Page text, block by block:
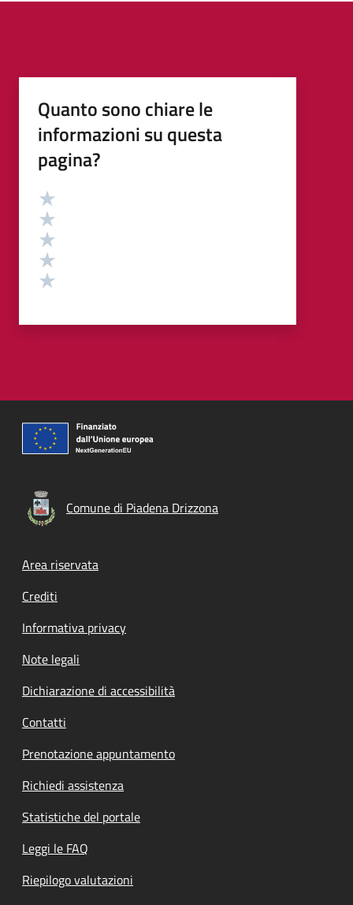
Quanto sono chiare le
informazioni su questa
pagina?
Valutazione
Comune di Piadena Drizzona
Footer menu
Area riservata
Crediti
Informativa privacy
Note legali
Dichiarazione di accessibilità
Contatti
Prenotazione appuntamento
Richiedi assistenza
Statistiche del portale
Leggi le FAQ
Riepilogo valutazioni